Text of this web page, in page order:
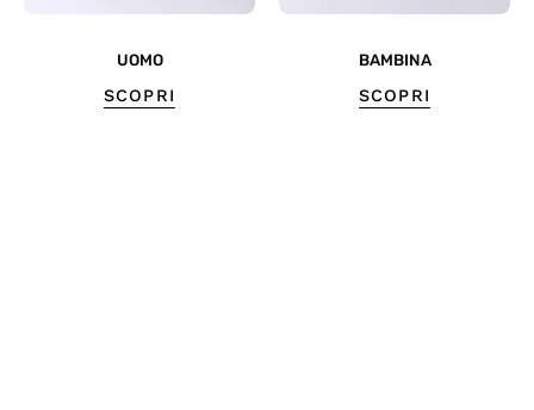
UOMO
SCOPRI
BAMBINA
SCOPRI